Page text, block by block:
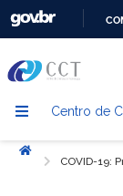
Centro de
Início
COVID-19: